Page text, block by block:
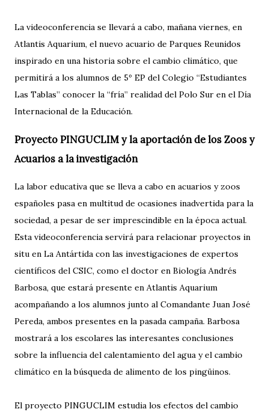
La videoconferencia se llevará a cabo, mañana viernes, en
Atlantis Aquarium, el nuevo acuario de Parques Reunidos
inspirado en una historia sobre el cambio climático, que
permitirá a los alumnos de 5º EP del Colegio “Estudiantes
Las Tablas” conocer la “fría” realidad del Polo Sur en el Día
Internacional de la Educación.
Proyecto PINGUCLIM y la aportación de los Zoos y
Acuarios a la investigación
La labor educativa que se lleva a cabo en acuarios y zoos
españoles pasa en multitud de ocasiones inadvertida para la
sociedad, a pesar de ser imprescindible en la época actual.
Esta videoconferencia servirá para relacionar proyectos in
situ en La Antártida con las investigaciones de expertos
científicos del CSIC, como el doctor en Biología Andrés
Barbosa, que estará presente en Atlantis Aquarium
acompañando a los alumnos junto al Comandante Juan José
Pereda, ambos presentes en la pasada campaña. Barbosa
mostrará a los escolares las interesantes conclusiones
sobre la influencia del calentamiento del agua y el cambio
climático en la búsqueda de alimento de los pingüinos.
El proyecto PINGUCLIM estudia los efectos del cambio